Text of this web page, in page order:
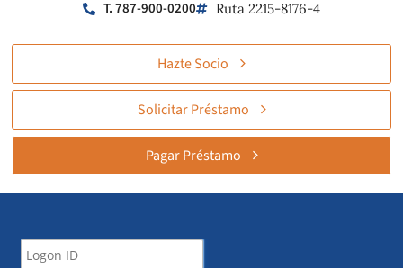
T. 787-900-0200 Ruta 2215-8176-4
Hazte Socio
Solicitar Préstamo
Pagar Préstamo